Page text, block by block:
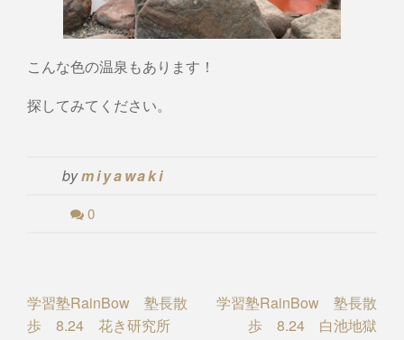
こんな色の温泉もあります！
探してみてください。
bymiyawaki
0
Post
navigation
学習塾RainBow 塾長散
歩 8.24 花き研究所
学習塾RainBow 塾長散
歩 8.24 白池地獄